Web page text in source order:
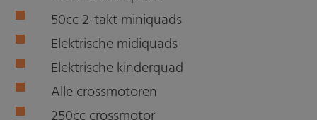
50cc 2-takt miniquads
Elektrische midiquads
Elektrische kinderquad
Alle crossmotoren